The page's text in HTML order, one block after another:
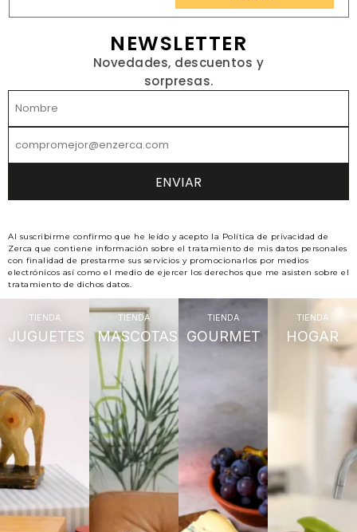
NEWSLETTER
Novedades, descuentos y
sorpresas.
Al suscribirme confirmo que he leído y acepto la Política de privacidad de
Zerca que contiene información sobre el tratamiento de mis datos personales
con finalidad de prestarme sus servicios y promocionarlos por medios
electrónicos así como el medio de ejercer los derechos que me asisten sobre el
tratamiento de dichos datos.
TIENDA
JUGUETES
TIENDA
MASCOTAS
TIENDA
GOURMET
TIENDA
HOGAR